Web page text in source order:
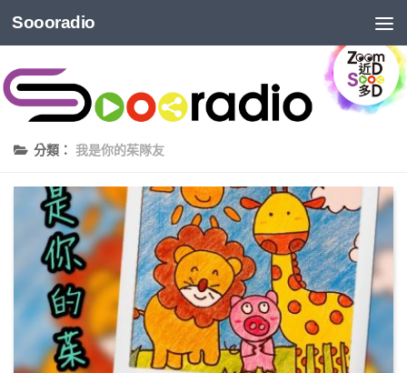
Soooradio
分類： 我是你的茱隊友